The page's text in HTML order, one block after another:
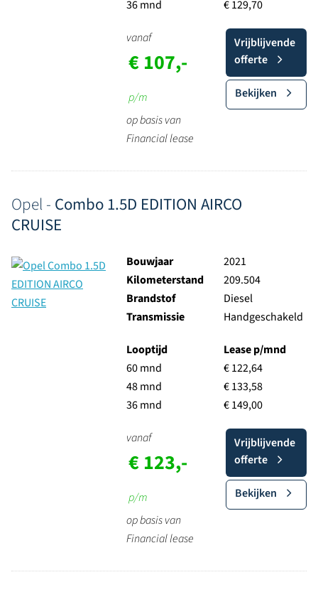
36 mnd
€ 129,70
vanaf
€ 107,-
p/m
op basis van
Financial lease
Vrijblijvende
offerte
Bekijken
Opel - Combo 1.5D EDITION AIRCO
CRUISE
Bouwjaar
2021
Kilometerstand
209.504
Brandstof
Diesel
Transmissie
Handgeschakeld
Looptijd
60 mnd
48 mnd
36 mnd
Lease p/mnd
€ 122,64
€ 133,58
€ 149,00
vanaf
€ 123,-
p/m
op basis van
Financial lease
Vrijblijvende
offerte
Bekijken